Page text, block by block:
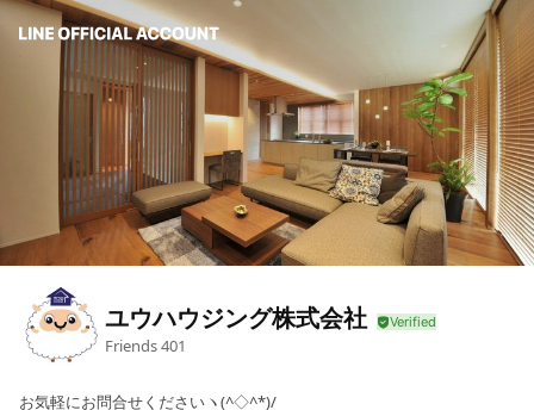
ユウハウジング株式会社
Friends401
お気軽にお問合せくださいヽ(^◇^*)/